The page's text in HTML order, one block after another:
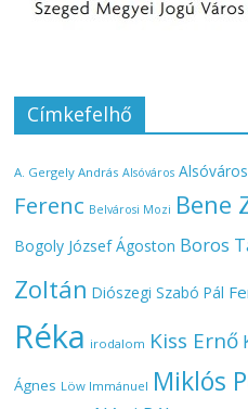
Címkefelhő
A. Gergely András Alsóváros
Ferenc Belvárosi Mozi Bene
Bogoly József Ágoston Boros
Zoltán Diószegi Szabó Pál
Réka irodalom Kiss Ernő
Ágnes Löw Immánuel Miklós